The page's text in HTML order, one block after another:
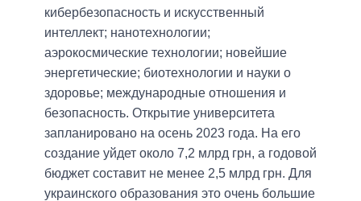
кибербезопасность и искусственный
интеллект; нанотехнологии;
аэрокосмические технологии; новейшие
энергетические; биотехнологии и науки о
здоровье; международные отношения и
безопасность. Открытие университета
запланировано на осень 2023 года. На его
создание уйдет около 7,2 млрд грн, а годовой
бюджет составит не менее 2,5 млрд грн. Для
украинского образования это очень большие